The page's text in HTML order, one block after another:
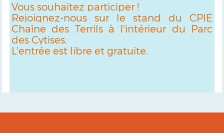
Vous souhaitez participer !
Rejoignez-nous sur le stand du CPIE
Chaîne des Terrils à l'intérieur du Parc
des Cytises.
L'entrée est libre et gratuite.